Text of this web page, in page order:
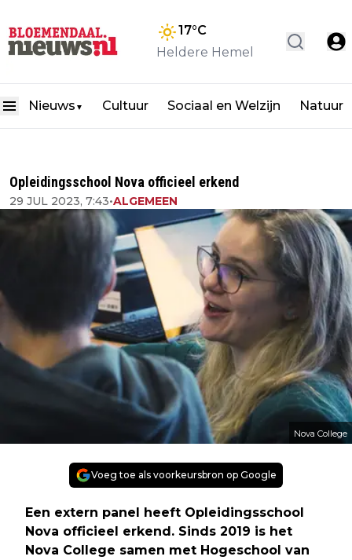
17°C
Heldere Hemel
Nieuws ▼ Cultuur Sociaal en Welzijn Natuur
Opleidingsschool Nova officieel erkend
29 JUL 2023, 7:43•ALGEMEEN
Nova College
Voeg toe als voorkeursbron op Google
Een extern panel heeft Opleidingsschool
Nova officieel erkend. Sinds 2019 is het
Nova College samen met Hogeschool van